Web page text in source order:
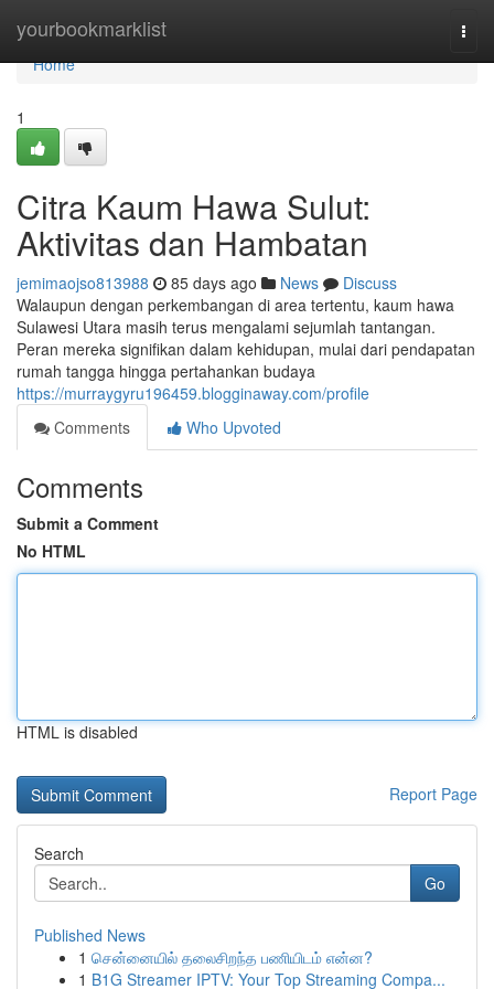
yourbookmarklist
Home
Home
1
Citra Kaum Hawa Sulut:
Aktivitas dan Hambatan
jemimaojso813988 85 days ago News
Discuss
Walaupun dengan perkembangan di area tertentu, kaum hawa
Sulawesi Utara masih terus mengalami sejumlah tantangan.
Peran mereka signifikan dalam kehidupan, mulai dari pendapatan
rumah tangga hingga pertahankan budaya
https://murraygyru196459.blogginaway.com/profile
Comments
Who Upvoted
Comments
Submit a Comment
No HTML
HTML is disabled
Report Page
Search
Go
Published News
1 சென்னையில் தலைசிறந்த பணியிடம் என்ன?
1 B1G Streamer IPTV: Your Top Streaming Compa...